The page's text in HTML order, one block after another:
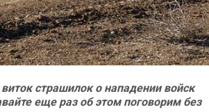
страшилок о нападении войск
еще раз об этом поговорим без